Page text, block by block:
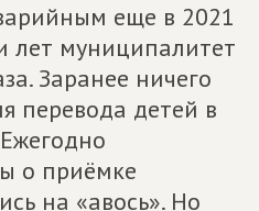
еще в 2021
лет муниципалитет
Заранее ничего
перевода детей в
о приёмке
на «авось». Но